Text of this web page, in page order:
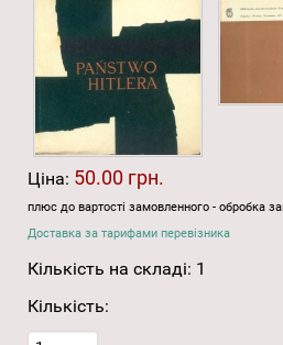
Ціна: 50.00 грн.
плюс до вартості замовленного - обробка
Доставка за тарифами перевізника
Кількість на складі: 1
Кількість: